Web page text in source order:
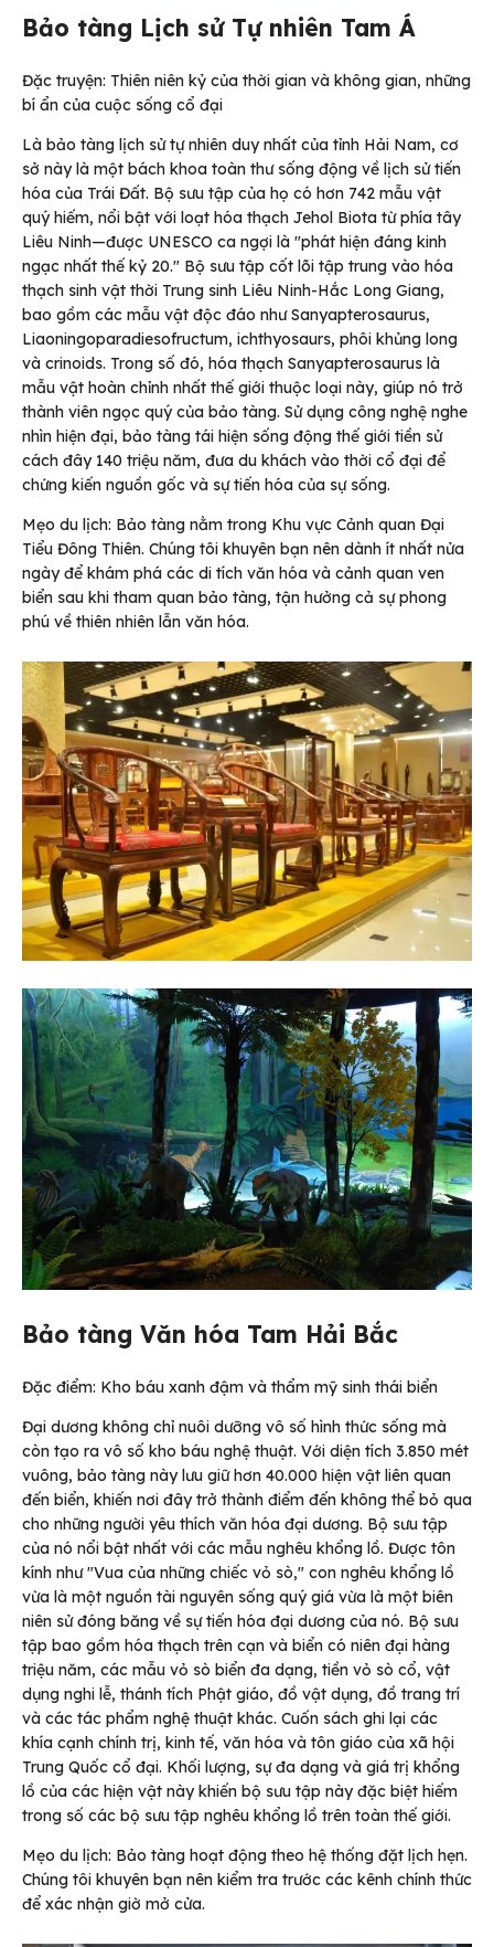
Bảo tàng Lịch sử Tự nhiên Tam Á
Đặc truyện: Thiên niên kỷ của thời gian và không gian, những
bí ẩn của cuộc sống cổ đại
Là bảo tàng lịch sử tự nhiên duy nhất của tỉnh Hải Nam, cơ
sở này là một bách khoa toàn thư sống động về lịch sử tiến
hóa của Trái Đất. Bộ sưu tập của họ có hơn 742 mẫu vật
quý hiếm, nổi bật với loạt hóa thạch Jehol Biota từ phía tây
Liêu Ninh—được UNESCO ca ngợi là "phát hiện đáng kinh
ngạc nhất thế kỷ 20." Bộ sưu tập cốt lõi tập trung vào hóa
thạch sinh vật thời Trung sinh Liêu Ninh-Hắc Long Giang,
bao gồm các mẫu vật độc đáo như Sanyapterosaurus,
Liaoningoparadiesofructum, ichthyosaurs, phôi khủng long
và crinoids. Trong số đó, hóa thạch Sanyapterosaurus là
mẫu vật hoàn chỉnh nhất thế giới thuộc loại này, giúp nó trở
thành viên ngọc quý của bảo tàng. Sử dụng công nghệ nghe
nhìn hiện đại, bảo tàng tái hiện sống động thế giới tiền sử
cách đây 140 triệu năm, đưa du khách vào thời cổ đại để
chứng kiến nguồn gốc và sự tiến hóa của sự sống.
Mẹo du lịch: Bảo tàng nằm trong Khu vực Cảnh quan Đại
Tiểu Đông Thiên. Chúng tôi khuyên bạn nên dành ít nhất nửa
ngày để khám phá các di tích văn hóa và cảnh quan ven
biển sau khi tham quan bảo tàng, tận hưởng cả sự phong
phú về thiên nhiên lẫn văn hóa.
Bảo tàng Văn hóa Tam Hải Bắc
Đặc điểm: Kho báu xanh đậm và thẩm mỹ sinh thái biển
Đại dương không chỉ nuôi dưỡng vô số hình thức sống mà
còn tạo ra vô số kho báu nghệ thuật. Với diện tích 3.850 mét
vuông, bảo tàng này lưu giữ hơn 40.000 hiện vật liên quan
đến biển, khiến nơi đây trở thành điểm đến không thể bỏ qua
cho những người yêu thích văn hóa đại dương. Bộ sưu tập
của nó nổi bật nhất với các mẫu nghêu khổng lồ. Được tôn
kính như "Vua của những chiếc vỏ sò," con nghêu khổng lồ
vừa là một nguồn tài nguyên sống quý giá vừa là một biên
niên sử đóng băng về sự tiến hóa đại dương của nó. Bộ sưu
tập bao gồm hóa thạch trên cạn và biển có niên đại hàng
triệu năm, các mẫu vỏ sò biển đa dạng, tiền vỏ sò cổ, vật
dụng nghi lễ, thánh tích Phật giáo, đồ vật dụng, đồ trang trí
và các tác phẩm nghệ thuật khác. Cuốn sách ghi lại các
khía cạnh chính trị, kinh tế, văn hóa và tôn giáo của xã hội
Trung Quốc cổ đại. Khối lượng, sự đa dạng và giá trị khổng
lồ của các hiện vật này khiến bộ sưu tập này đặc biệt hiếm
trong số các bộ sưu tập nghêu khổng lồ trên toàn thế giới.
Mẹo du lịch: Bảo tàng hoạt động theo hệ thống đặt lịch hẹn.
Chúng tôi khuyên bạn nên kiểm tra trước các kênh chính thức
để xác nhận giờ mở cửa.